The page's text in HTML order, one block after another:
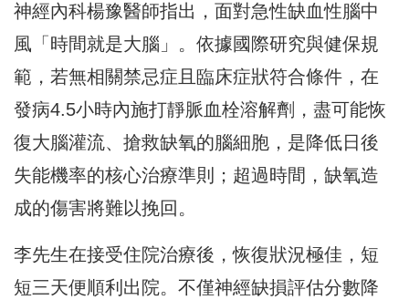
神經內科楊豫醫師指出，面對急性缺血性腦中
風「時間就是大腦」。依據國際研究與健保規
範，若無相關禁忌症且臨床症狀符合條件，在
發病4.5小時內施打靜脈血栓溶解劑，盡可能恢
復大腦灌流、搶救缺氧的腦細胞，是降低日後
失能機率的核心治療準則；超過時間，缺氧造
成的傷害將難以挽回。
李先生在接受住院治療後，恢復狀況極佳，短
短三天便順利出院。不僅神經缺損評估分數降